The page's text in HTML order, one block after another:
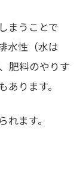
まうことで
水性（水は
肥料のやりす
ります。
ます。